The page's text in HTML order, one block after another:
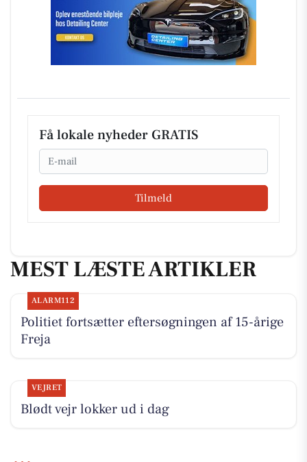
Få lokale nyheder GRATIS
Email
Tilmeld
MEST LÆSTE ARTIKLER
ALARM112
Politiet fortsætter eftersøgningen af 15-årige
Freja
VEJRET
Blødt vejr lokker ud i dag